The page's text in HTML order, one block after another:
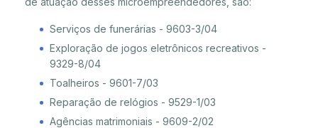
Serviços de funerárias - 9603-3/04
Exploração de jogos eletrônicos recreativos -
9329-8/04
Toalheiros - 9601-7/03
Reparação de relógios - 9529-1/03
Agências matrimoniais - 9609-2/02